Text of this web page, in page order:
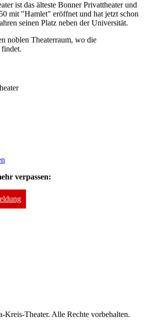
ist das älteste Bonner Privattheater und
mit "Hamlet" eröffnet und hat jetzt schon
seinen Platz neben der Universität.
noblen Theaterraum, wo die
findet.
verpassen:
Kreis-Theater. Alle Rechte vorbehalten.